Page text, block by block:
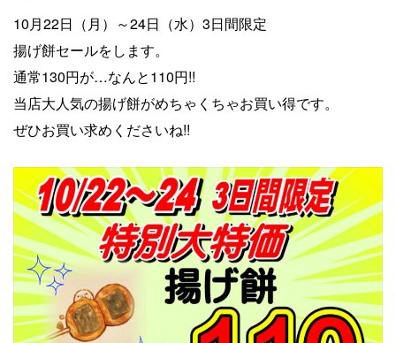
10月22日（月）～24日（水）3日間限定
揚げ餅セールをします。
通常130円が…なんと110円!!
当店大人気の揚げ餅がめちゃくちゃお買い得です。
ぜひお買い求めくださいね!!